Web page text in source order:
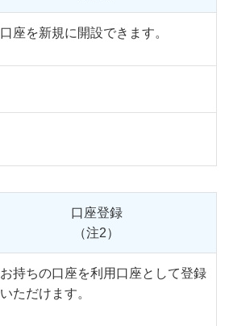
口座を新規に開設できます。
口座登録
（注2）
お持ちの口座を利用口座として登録
いただけます。